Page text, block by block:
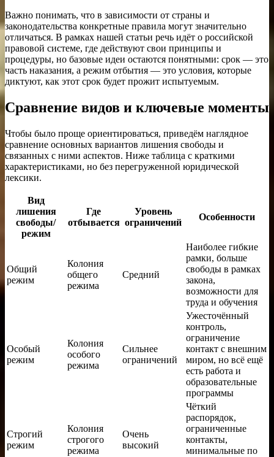
Важно понимать, что в зависимости от страны и
законодательства конкретные правила могут значительно
отличаться. В рамках нашей статьи речь идёт о российской
правовой системе, где действуют свои принципы и
процедуры, но базовые идеи остаются понятными: срок — это
часть наказания, а режим отбытия — это условия, которые
диктуют, как этот срок будет прожит испытуемым.
Сравнение видов и ключевые моменты
Чтобы было проще ориентироваться, приведём наглядное
сравнение основных вариантов лишения свободы и
связанных с ними аспектов. Ниже таблица с краткими
характеристиками, но без перегруженной юридической
лексики.
Вид
лишения
свободы/
режим
Где
отбывается
Уровень
ограничений
Особенности
Общий
режим
Колония
общего
режима
Средний
Наиболее гибкие
рамки, больше
свободы в рамках
закона,
возможности для
труда и обучения
Особый
режим
Колония
особого
режима
Сильнее
ограничений
Ужесточённый
контроль,
ограничение
контакт с внешним
миром, но всё ещё
есть работа и
образовательные
программы
Строгий
режим
Колония
строгого
режима
Очень
высокий
Чёткий
распорядок,
ограниченные
контакты,
минимальные по